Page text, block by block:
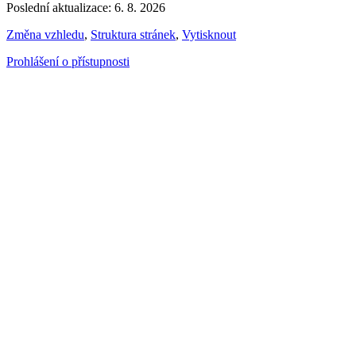
Poslední aktualizace: 6. 8. 2026
Změna vzhledu, Struktura stránek, Vytisknout
Prohlášení o přístupnosti